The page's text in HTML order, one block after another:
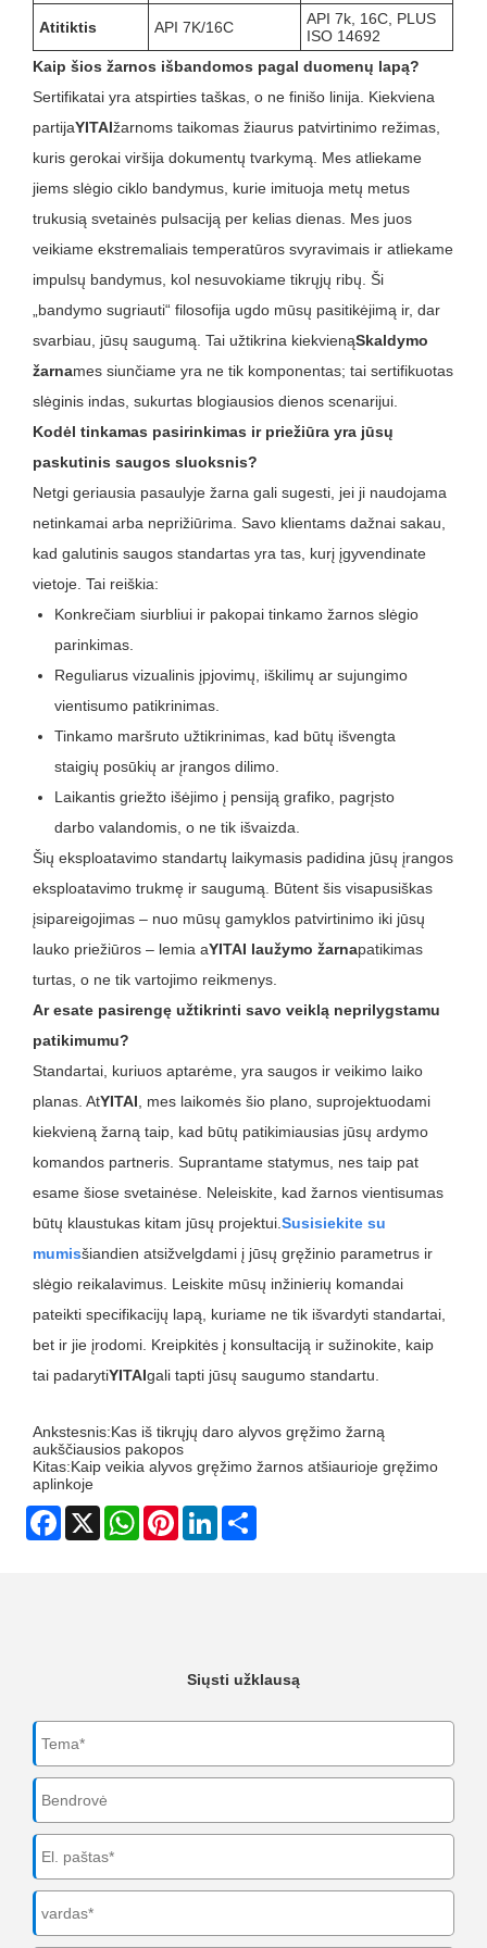
Atitiktis API 7K/16C
API 7k, 16C, PLUS
ISO 14692
Kaip šios žarnos išbandomos pagal duomenų lapą?
Sertifikatai yra atspirties taškas, o ne finišo linija. Kiekviena
partijaYITAIžarnoms taikomas žiaurus patvirtinimo režimas,
kuris gerokai viršija dokumentų tvarkymą. Mes atliekame
jiems slėgio ciklo bandymus, kurie imituoja metų metus
trukusią svetainės pulsaciją per kelias dienas. Mes juos
veikiame ekstremaliais temperatūros svyravimais ir atliekame
impulsų bandymus, kol nesuvokiame tikrųjų ribų. Ši
„bandymo sugriauti“ filosofija ugdo mūsų pasitikėjimą ir, dar
svarbiau, jūsų saugumą. Tai užtikrina kiekvienąSkaldymo
žarnames siunčiame yra ne tik komponentas; tai sertifikuotas
slėginis indas, sukurtas blogiausios dienos scenarijui.
Kodėl tinkamas pasirinkimas ir priežiūra yra jūsų
paskutinis saugos sluoksnis?
Netgi geriausia pasaulyje žarna gali sugesti, jei ji naudojama
netinkamai arba neprižiūrima. Savo klientams dažnai sakau,
kad galutinis saugos standartas yra tas, kurį įgyvendinate
vietoje. Tai reiškia:
Konkrečiam siurbliui ir pakopai tinkamo žarnos slėgio
parinkimas.
Reguliarus vizualinis įpjovimų, iškilimų ar sujungimo
vientisumo patikrinimas.
Tinkamo maršruto užtikrinimas, kad būtų išvengta
staigių posūkių ar įrangos dilimo.
Laikantis griežto išėjimo į pensiją grafiko, pagrįsto
darbo valandomis, o ne tik išvaizda.
Šių eksploatavimo standartų laikymasis padidina jūsų įrangos
eksploatavimo trukmę ir saugumą. Būtent šis visapusiškas
įsipareigojimas – nuo ​​mūsų gamyklos patvirtinimo iki jūsų
lauko priežiūros – lemia aYITAI laužymo žarnapatikimas
turtas, o ne tik vartojimo reikmenys.
Ar esate pasirengę užtikrinti savo veiklą neprilygstamu
patikimumu?
Standartai, kuriuos aptarėme, yra saugos ir veikimo laiko
planas. AtYITAI, mes laikomės šio plano, suprojektuodami
kiekvieną žarną taip, kad būtų patikimiausias jūsų ardymo
komandos partneris. Suprantame statymus, nes taip pat
esame šiose svetainėse. Neleiskite, kad žarnos vientisumas
būtų klaustukas kitam jūsų projektui.Susisiekite su
mumisšiandien atsižvelgdami į jūsų gręžinio parametrus ir
slėgio reikalavimus. Leiskite mūsų inžinierių komandai
pateikti specifikacijų lapą, kuriame ne tik išvardyti standartai,
bet ir jie įrodomi. Kreipkitės į konsultaciją ir sužinokite, kaip
tai padarytiYITAIgali tapti jūsų saugumo standartu.
Ankstesnis:Kas iš tikrųjų daro alyvos gręžimo žarną
aukščiausios pakopos
Kitas:Kaip veikia alyvos gręžimo žarnos atšiaurioje gręžimo
aplinkoje
Facebook
X WhatsAppPinterestLinkedIn
Siųsti užklausą